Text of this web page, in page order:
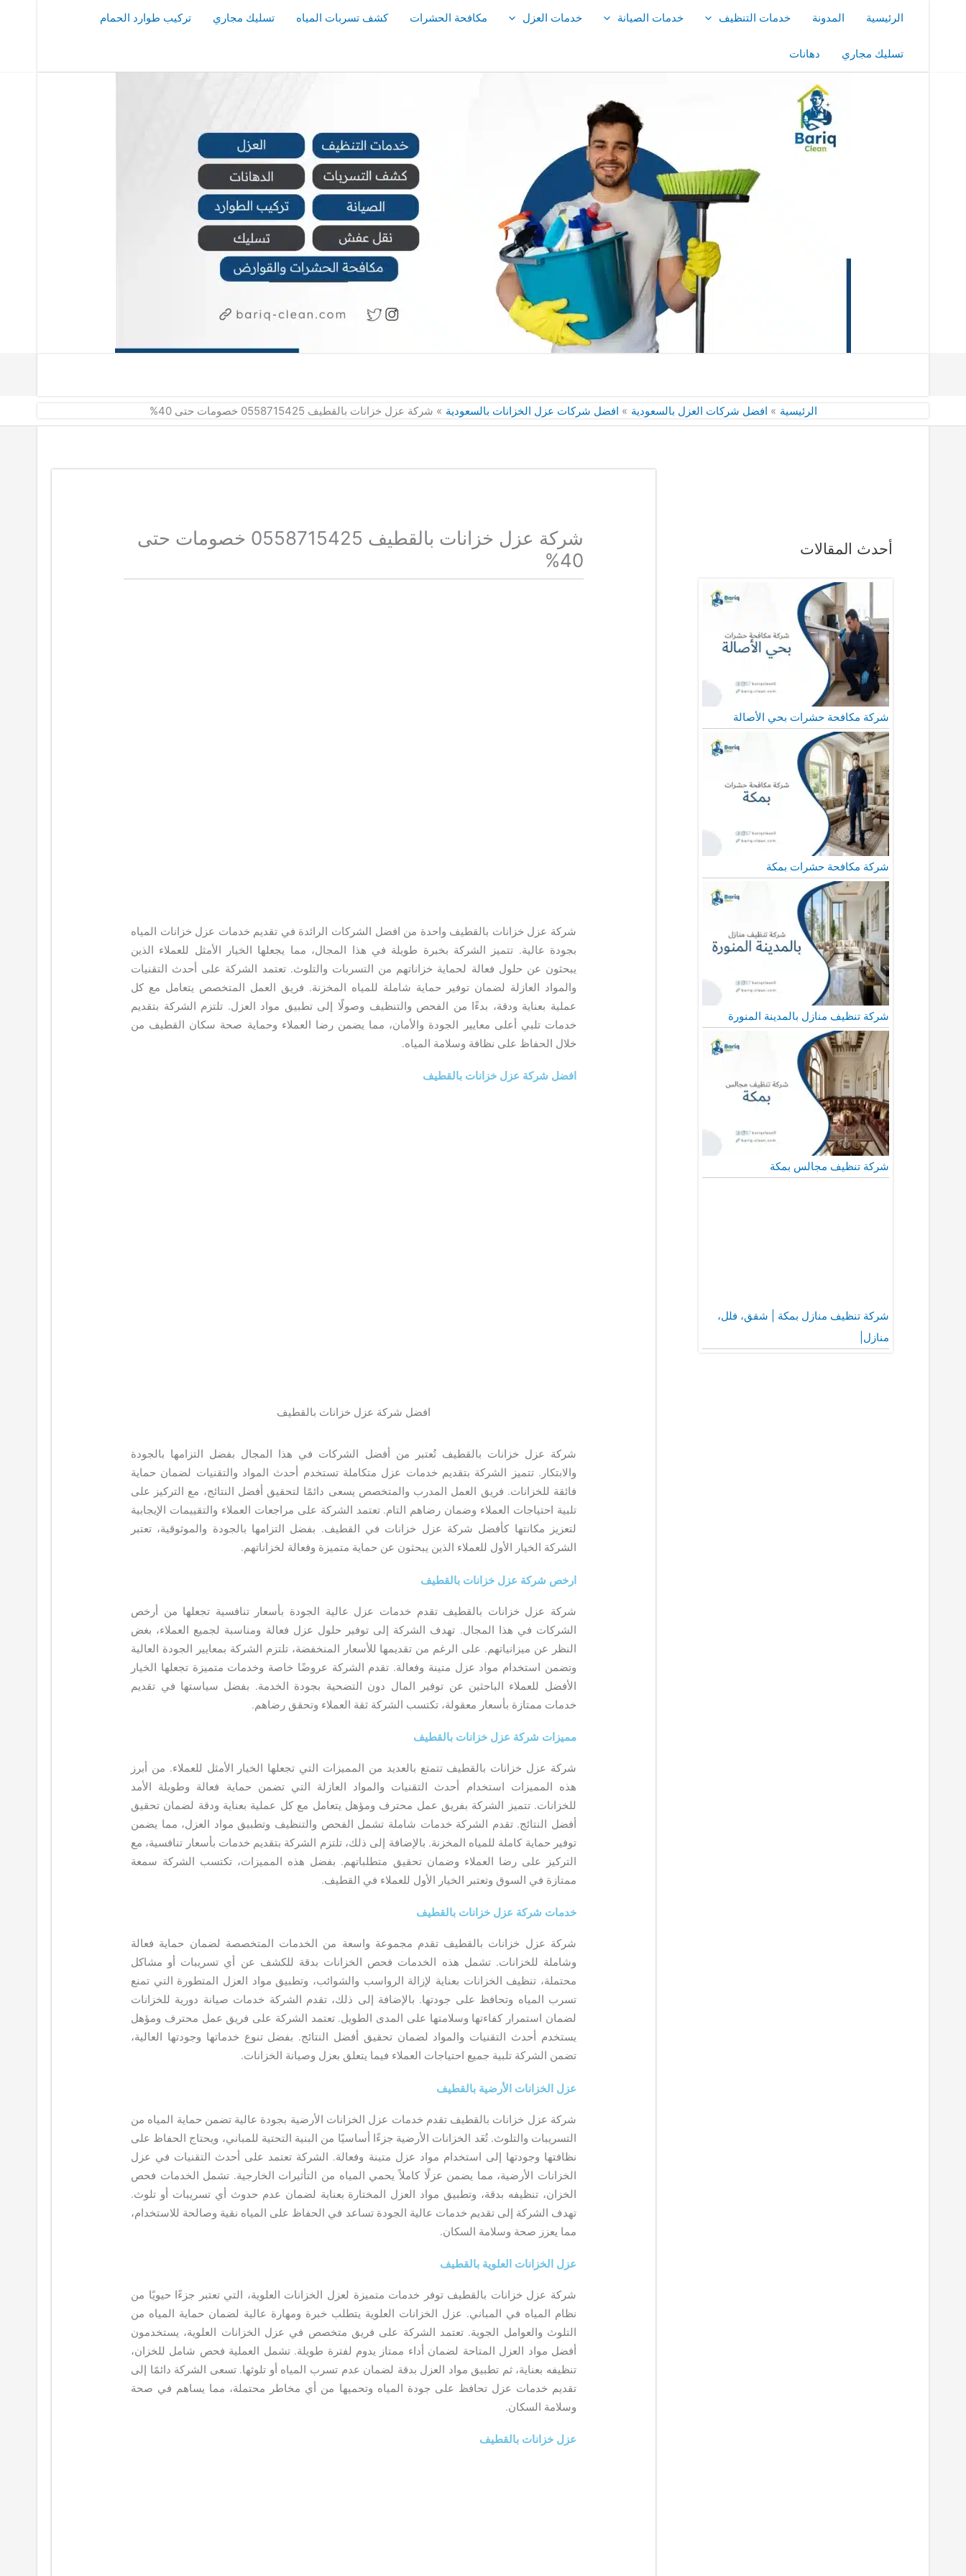
الرئيسية المدونة خدمات التنظيف خدمات الصيانة خدمات العزل مكافحة الحشرات كشف تسربات المياه تسليك مجاري تركيب طوارد الحمام
تسليك مجاري دهانات
الرئيسية افضل شركات العزل بالسعودية افضل شركات عزل الخزانات بالسعودية شركة عزل خزانات بالقطيف 0558715425 خصومات حتى 40%
أحدث المقالات
شركة مكافحة حشرات بحي الأصالة
شركة مكافحة حشرات بمكة
شركة تنظيف منازل بالمدينة المنورة
شركة تنظيف مجالس بمكة
شركة تنظيف منازل بمكة | شقق، فلل،
منازل|
شركة عزل خزانات بالقطيف 0558715425 خصومات حتى
40%
شركة عزل خزانات بالقطيف واحدة من افضل الشركات الرائدة في تقديم خدمات عزل خزانات المياه
بجودة عالية. تتميز الشركة بخبرة طويلة في هذا المجال، مما يجعلها الخيار الأمثل للعملاء الذين
يبحثون عن حلول فعالة لحماية خزاناتهم من التسربات والتلوث. تعتمد الشركة على أحدث التقنيات
والمواد العازلة لضمان توفير حماية شاملة للمياه المخزنة. فريق العمل المتخصص يتعامل مع كل
عملية بعناية ودقة، بدءًا من الفحص والتنظيف وصولًا إلى تطبيق مواد العزل. تلتزم الشركة بتقديم
خدمات تلبي أعلى معايير الجودة والأمان، مما يضمن رضا العملاء وحماية صحة سكان القطيف من
خلال الحفاظ على نظافة وسلامة المياه.
افضل شركة عزل خزانات بالقطيف
افضل شركة عزل خزانات بالقطيف
شركة عزل خزانات بالقطيف تُعتبر من أفضل الشركات في هذا المجال بفضل التزامها بالجودة
والابتكار. تتميز الشركة بتقديم خدمات عزل متكاملة تستخدم أحدث المواد والتقنيات لضمان حماية
فائقة للخزانات. فريق العمل المدرب والمتخصص يسعى دائمًا لتحقيق أفضل النتائج، مع التركيز على
تلبية احتياجات العملاء وضمان رضاهم التام. تعتمد الشركة على مراجعات العملاء والتقييمات الإيجابية
لتعزيز مكانتها كأفضل شركة عزل خزانات في القطيف. بفضل التزامها بالجودة والموثوقية، تعتبر
الشركة الخيار الأول للعملاء الذين يبحثون عن حماية متميزة وفعالة لخزاناتهم.
ارخص شركة عزل خزانات بالقطيف
شركة عزل خزانات بالقطيف تقدم خدمات عزل عالية الجودة بأسعار تنافسية تجعلها من أرخص
الشركات في هذا المجال. تهدف الشركة إلى توفير حلول عزل فعالة ومناسبة لجميع العملاء، بغض
النظر عن ميزانياتهم. على الرغم من تقديمها للأسعار المنخفضة، تلتزم الشركة بمعايير الجودة العالية
وتضمن استخدام مواد عزل متينة وفعالة. تقدم الشركة عروضًا خاصة وخدمات متميزة تجعلها الخيار
الأفضل للعملاء الباحثين عن توفير المال دون التضحية بجودة الخدمة. بفضل سياستها في تقديم
خدمات ممتازة بأسعار معقولة، تكتسب الشركة ثقة العملاء وتحقق رضاهم.
مميزات شركة عزل خزانات بالقطيف
شركة عزل خزانات بالقطيف تتمتع بالعديد من المميزات التي تجعلها الخيار الأمثل للعملاء. من أبرز
هذه المميزات استخدام أحدث التقنيات والمواد العازلة التي تضمن حماية فعالة وطويلة الأمد
للخزانات. تتميز الشركة بفريق عمل محترف ومؤهل يتعامل مع كل عملية بعناية ودقة لضمان تحقيق
أفضل النتائج. تقدم الشركة خدمات شاملة تشمل الفحص والتنظيف وتطبيق مواد العزل، مما يضمن
توفير حماية كاملة للمياه المخزنة. بالإضافة إلى ذلك، تلتزم الشركة بتقديم خدمات بأسعار تنافسية، مع
التركيز على رضا العملاء وضمان تحقيق متطلباتهم. بفضل هذه المميزات، تكتسب الشركة سمعة
ممتازة في السوق وتعتبر الخيار الأول للعملاء في القطيف.
خدمات شركة عزل خزانات بالقطيف
شركة عزل خزانات بالقطيف تقدم مجموعة واسعة من الخدمات المتخصصة لضمان حماية فعالة
وشاملة للخزانات. تشمل هذه الخدمات فحص الخزانات بدقة للكشف عن أي تسريبات أو مشاكل
محتملة، تنظيف الخزانات بعناية لإزالة الرواسب والشوائب، وتطبيق مواد العزل المتطورة التي تمنع
تسرب المياه وتحافظ على جودتها. بالإضافة إلى ذلك، تقدم الشركة خدمات صيانة دورية للخزانات
لضمان استمرار كفاءتها وسلامتها على المدى الطويل. تعتمد الشركة على فريق عمل محترف ومؤهل
يستخدم أحدث التقنيات والمواد لضمان تحقيق أفضل النتائج. بفضل تنوع خدماتها وجودتها العالية،
تضمن الشركة تلبية جميع احتياجات العملاء فيما يتعلق بعزل وصيانة الخزانات.
عزل الخزانات الأرضية بالقطيف
شركة عزل خزانات بالقطيف تقدم خدمات عزل الخزانات الأرضية بجودة عالية تضمن حماية المياه من
التسريبات والتلوث. تُعَد الخزانات الأرضية جزءًا أساسيًا من البنية التحتية للمباني، ويحتاج الحفاظ على
نظافتها وجودتها إلى استخدام مواد عزل متينة وفعالة. الشركة تعتمد على أحدث التقنيات في عزل
الخزانات الأرضية، مما يضمن عزلًا كاملاً يحمي المياه من التأثيرات الخارجية. تشمل الخدمات فحص
الخزان، تنظيفه بدقة، وتطبيق مواد العزل المختارة بعناية لضمان عدم حدوث أي تسريبات أو تلوث.
تهدف الشركة إلى تقديم خدمات عالية الجودة تساعد في الحفاظ على المياه نقية وصالحة للاستخدام،
مما يعزز صحة وسلامة السكان.
عزل الخزانات العلوية بالقطيف
شركة عزل خزانات بالقطيف توفر خدمات متميزة لعزل الخزانات العلوية، التي تعتبر جزءًا حيويًا من
نظام المياه في المباني. عزل الخزانات العلوية يتطلب خبرة ومهارة عالية لضمان حماية المياه من
التلوث والعوامل الجوية. تعتمد الشركة على فريق متخصص في عزل الخزانات العلوية، يستخدمون
أفضل مواد العزل المتاحة لضمان أداء ممتاز يدوم لفترة طويلة. تشمل العملية فحص شامل للخزان،
تنظيفه بعناية، ثم تطبيق مواد العزل بدقة لضمان عدم تسرب المياه أو تلوثها. تسعى الشركة دائمًا إلى
تقديم خدمات عزل تحافظ على جودة المياه وتحميها من أي مخاطر محتملة، مما يساهم في صحة
وسلامة السكان.
عزل خزانات بالقطيف